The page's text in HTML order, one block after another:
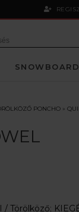
SNOWBOARD
PONCHO»
/ Törölköző;